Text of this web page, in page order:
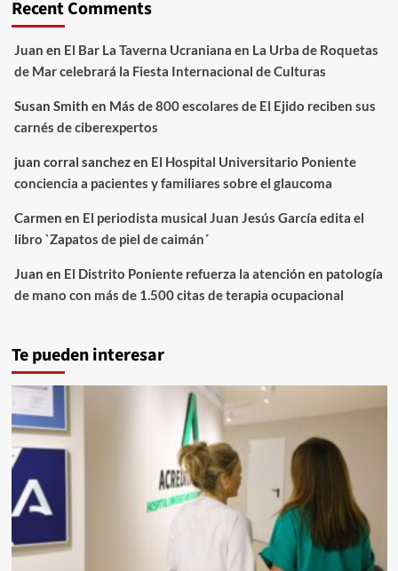
Recent Comments
Juan en El Bar La Taverna Ucraniana en La Urba de Roquetas
de Mar celebrará la Fiesta Internacional de Culturas
Susan Smith en Más de 800 escolares de El Ejido reciben sus
carnés de ciberexpertos
juan corral sanchezen El Hospital Universitario Poniente
conciencia a pacientes y familiares sobre el glaucoma
Carmen en El periodista musical Juan Jesús García edita el
libro `Zapatos de piel de caimán´
Juan en El Distrito Poniente refuerza la atención en patología
de mano con más de 1.500 citas de terapia ocupacional
Te pueden interesar